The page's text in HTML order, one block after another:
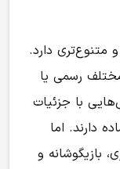
متنوع‌تری دارد.
رسمی یا
با جزئیات
دارند. اما
بازیگوشانه و